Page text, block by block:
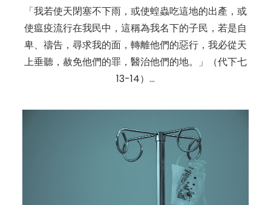
「我若使天閉塞不下雨，或使蝗蟲吃這地的出產，或
使瘟疫流行在我民中，這稱為我名下的子民，若是自
卑、禱告，尋求我的面，轉離他們的惡行，我必從天
上垂聽，赦免他們的罪，醫治他們的地。」（代下七
13-14）…